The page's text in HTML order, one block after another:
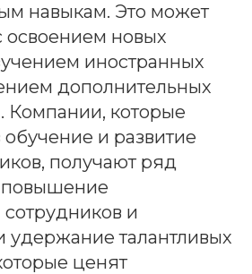
навыкам. Это может
освоением новых
иностранных
дополнительных
Компании, которые
и развитие
получают ряд
и
удержание талантливых
ценят